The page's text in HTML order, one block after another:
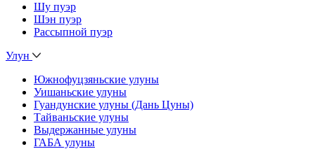
Шу пуэр
Шэн пуэр
Рассыпной пуэр
Улун
Южнофуцзяньские улуны
Уишаньские улуны
Гуандунские улуны (Дань Цуны)
Тайваньские улуны
Выдержанные улуны
ГАБА улуны